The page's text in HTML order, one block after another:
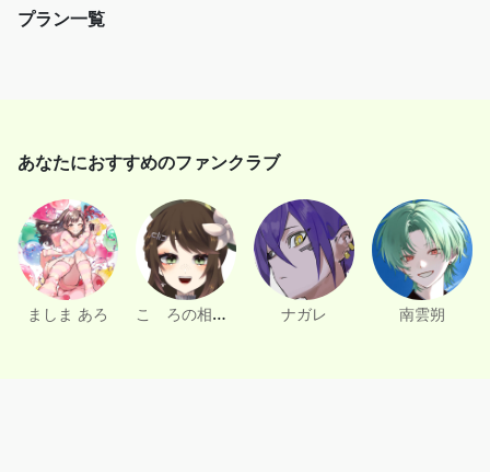
プラン一覧
あなたにおすすめのファンクラブ
ましま あろ こゝろの相談所うりん ナガレ 南雲朔